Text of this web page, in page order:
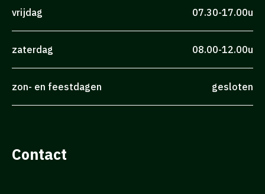
vrijdag 07.30-17.00u
zaterdag 08.00-12.00u
zon- en feestdagen gesloten
Contact